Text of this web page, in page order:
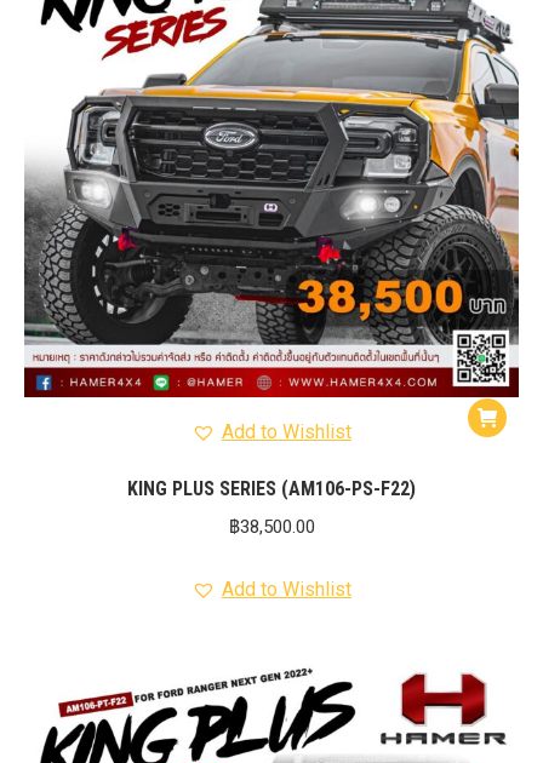
Add to Wishlist
KING PLUS SERIES (AM106-PS-F22)
฿38,500.00
Add to Wishlist